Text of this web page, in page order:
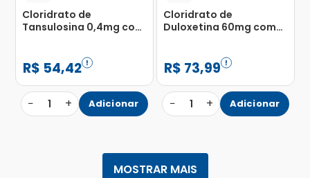
Cloridrato de
Tansulosina 0,4mg com
Prolongada
R$ 54,42
− 1 + Adicionar
Cloridrato de
Duloxetina 60mg com
Liberação Retardada
R$ 73,99
− 1 + Adicionar
MOSTRAR MAIS